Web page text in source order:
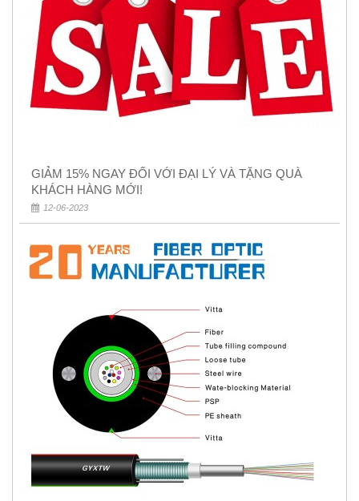
GIẢM 15% NGAY ĐỐI VỚI ĐẠI LÝ VÀ TẶNG QUÀ
KHÁCH HÀNG MỚI!
12-06-2023